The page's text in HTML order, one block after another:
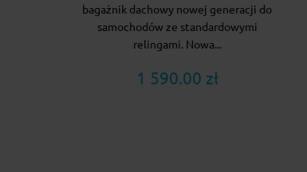
bagażnik dachowy nowej generacji do
samochodów ze standardowymi
relingami. Nowa...
1 590.00 zł